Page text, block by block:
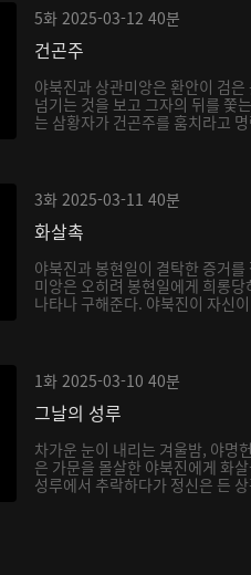
5화 2025-03-12 40분
건곤주
야북진과 상관미앙은 환안이 검
넘기는 것을 보고 그자의 뒤를 쫓
는 삼황자가 건곤주를 훔치라고
3화 2025-03-11 40분
화살촉
야북진과 봉현일이 결탁한 증거
미앙은 오히려 봉현일에게 희롱
나타나 구해준다. 야북진이 자신
1화 2025-03-10 40분
그날의 성루
차가운 눈이 내리는 겨울밤, 야명
은 가문을 몰살한 야북진에게 화
성루에서 추락하다가 정신은 든